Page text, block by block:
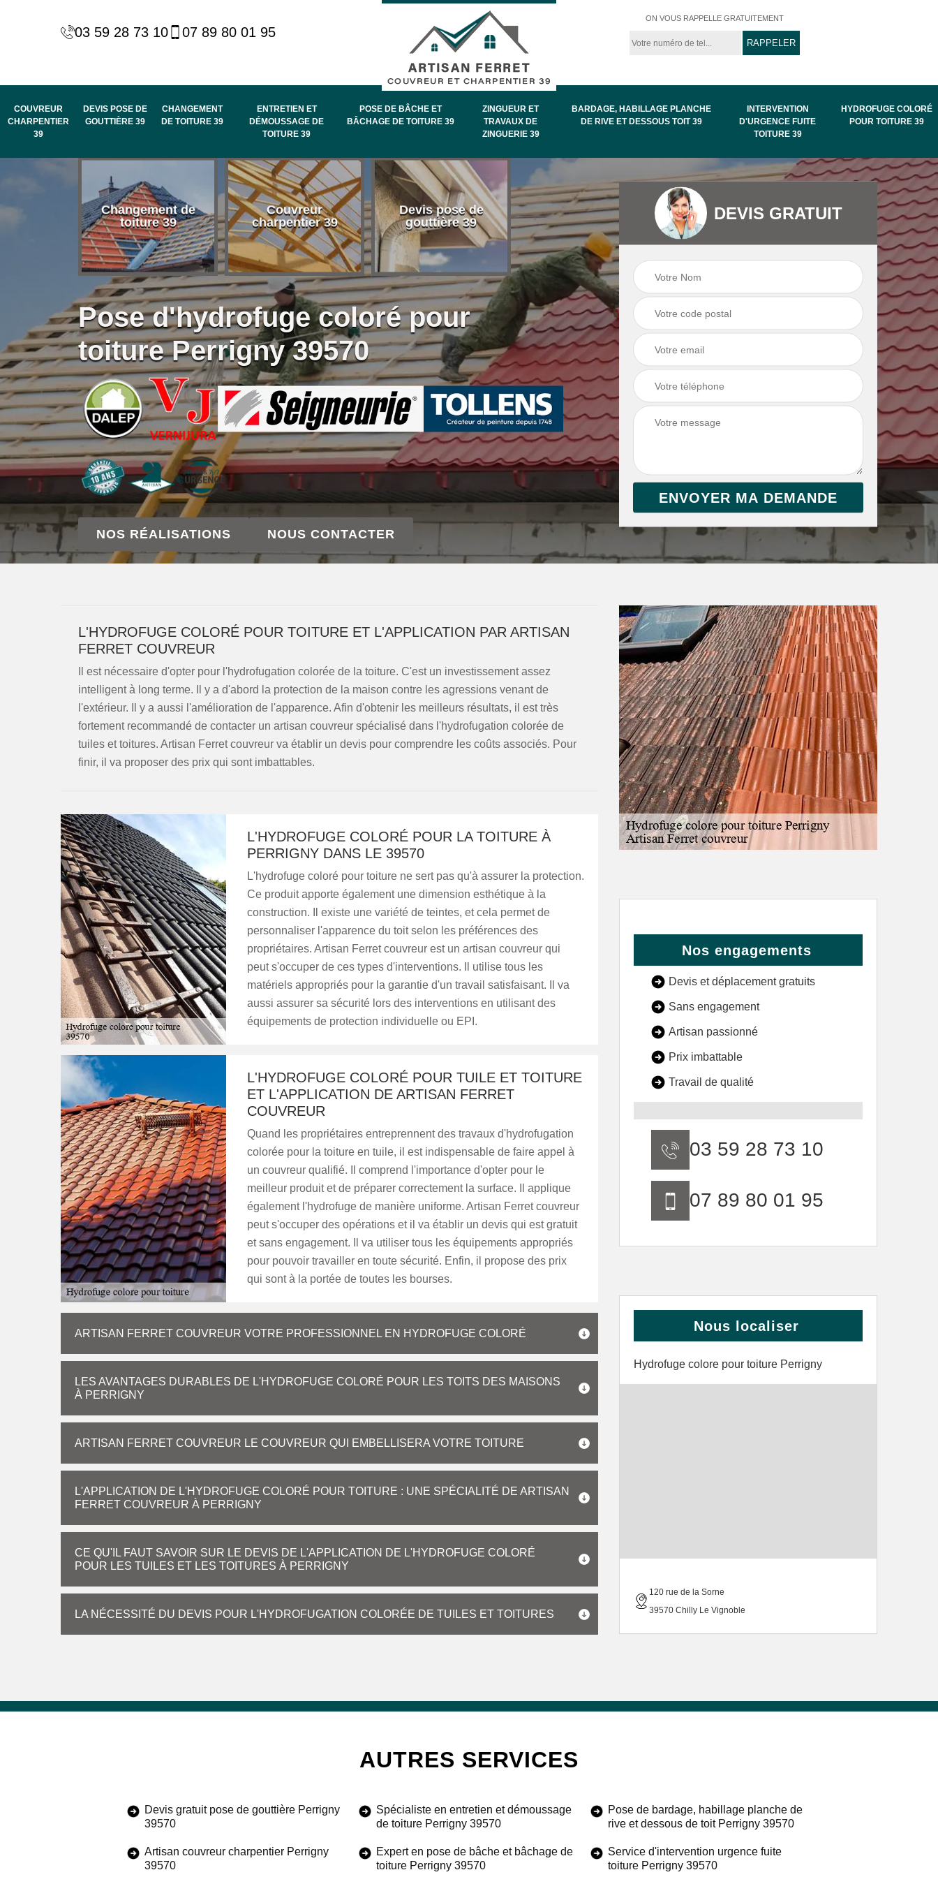
03 59 28 73 10 07 89 80 01 95
ON VOUS RAPPELLE GRATUITEMENT
COUVREUR
CHARPENTIER
39
DEVIS POSE DE
GOUTTIÈRE 39
CHANGEMENT
DE TOITURE 39
ENTRETIEN ET
DÉMOUSSAGE DE
TOITURE 39
POSE DE BÂCHE ET
BÂCHAGE DE TOITURE 39
ZINGUEUR ET
TRAVAUX DE
ZINGUERIE 39
BARDAGE, HABILLAGE PLANCHE
DE RIVE ET DESSOUS TOIT 39
INTERVENTION
D'URGENCE FUITE
TOITURE 39
HYDROFUGE COLORÉ
POUR TOITURE 39
Changement de
toiture 39
Couvreur
charpentier 39
Devis pose de
gouttière 39
Entretien et
démoussage de
toiture 39
Hydrofuge coloré
pour toiture 39
Intervention
d'urgence fuite
toiture 39
Pose d'hydrofuge coloré pour
toiture Perrigny 39570
NOS RÉALISATIONS NOUS CONTACTER
DEVIS GRATUIT
L'HYDROFUGE COLORÉ POUR TOITURE ET L'APPLICATION PAR ARTISAN
FERRET COUVREUR
Il est nécessaire d'opter pour l'hydrofugation colorée de la toiture. C'est un investissement assez
intelligent à long terme. Il y a d'abord la protection de la maison contre les agressions venant de
l'extérieur. Il y a aussi l'amélioration de l'apparence. Afin d'obtenir les meilleurs résultats, il est très
fortement recommandé de contacter un artisan couvreur spécialisé dans l'hydrofugation colorée de
tuiles et toitures. Artisan Ferret couvreur va établir un devis pour comprendre les coûts associés. Pour
finir, il va proposer des prix qui sont imbattables.
L'HYDROFUGE COLORÉ POUR LA TOITURE À
PERRIGNY DANS LE 39570
L'hydrofuge coloré pour toiture ne sert pas qu'à assurer la protection.
Ce produit apporte également une dimension esthétique à la
construction. Il existe une variété de teintes, et cela permet de
personnaliser l'apparence du toit selon les préférences des
propriétaires. Artisan Ferret couvreur est un artisan couvreur qui
peut s'occuper de ces types d'interventions. Il utilise tous les
matériels appropriés pour la garantie d'un travail satisfaisant. Il va
aussi assurer sa sécurité lors des interventions en utilisant des
équipements de protection individuelle ou EPI.
L'HYDROFUGE COLORÉ POUR TUILE ET TOITURE
ET L'APPLICATION DE ARTISAN FERRET
COUVREUR
Quand les propriétaires entreprennent des travaux d'hydrofugation
colorée pour la toiture en tuile, il est indispensable de faire appel à
un couvreur qualifié. Il comprend l'importance d'opter pour le
meilleur produit et de préparer correctement la surface. Il applique
également l'hydrofuge de manière uniforme. Artisan Ferret couvreur
peut s'occuper des opérations et il va établir un devis qui est gratuit
et sans engagement. Il va utiliser tous les équipements appropriés
pour pouvoir travailler en toute sécurité. Enfin, il propose des prix
qui sont à la portée de toutes les bourses.
ARTISAN FERRET COUVREUR VOTRE PROFESSIONNEL EN HYDROFUGE COLORÉ
LES AVANTAGES DURABLES DE L'HYDROFUGE COLORÉ POUR LES TOITS DES MAISONS
À PERRIGNY
ARTISAN FERRET COUVREUR LE COUVREUR QUI EMBELLISERA VOTRE TOITURE
L'APPLICATION DE L'HYDROFUGE COLORÉ POUR TOITURE : UNE SPÉCIALITÉ DE ARTISAN
FERRET COUVREUR À PERRIGNY
CE QU'IL FAUT SAVOIR SUR LE DEVIS DE L'APPLICATION DE L'HYDROFUGE COLORÉ
POUR LES TUILES ET LES TOITURES À PERRIGNY
LA NÉCESSITÉ DU DEVIS POUR L'HYDROFUGATION COLORÉE DE TUILES ET TOITURES
Nos engagements
Devis et déplacement gratuits
Sans engagement
Artisan passionné
Prix imbattable
Travail de qualité
03 59 28 73 10
07 89 80 01 95
Nous localiser
Hydrofuge colore pour toiture Perrigny
120 rue de la Sorne
39570 Chilly Le Vignoble
AUTRES SERVICES
Devis gratuit pose de gouttière Perrigny
39570
Artisan couvreur charpentier Perrigny
39570
Spécialiste en entretien et démoussage
de toiture Perrigny 39570
Expert en pose de bâche et bâchage de
toiture Perrigny 39570
Pose de bardage, habillage planche de
rive et dessous de toit Perrigny 39570
Service d'intervention urgence fuite
toiture Perrigny 39570